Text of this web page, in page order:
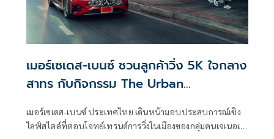
เมอร์เซเดส-เบนซ์ ชวนลูกค้าวิ่ง 5K ใจกลาง
สาทร กับกิจกรรม The Urban
new electric CLA
เมอร์เซเดส-เบนซ์ ประเทศไทย เดินหน้ามอบประสบการณ์เชิง
ไลฟ์สไตล์ที่ตอบโจทย์เทรนด์การวิ่งในเมืองของกลุ่มคนเจเนอเร